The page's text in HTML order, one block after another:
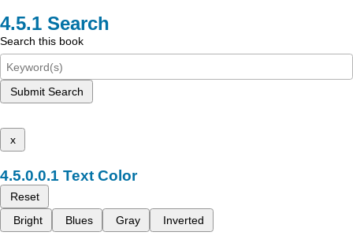
Search
Search this book
Submit Search
x
Text Color
Reset
Bright
Blues Gray Inverted